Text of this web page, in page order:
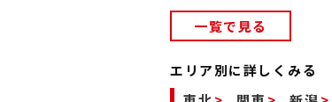
一覧で見る
エリア別に詳しくみる